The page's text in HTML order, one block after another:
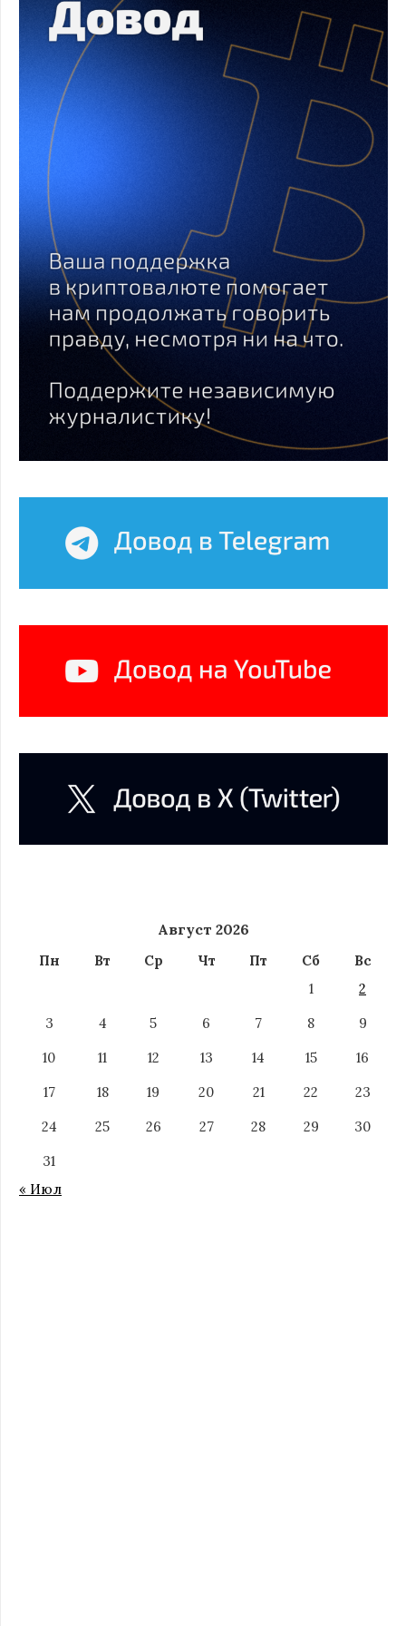
Август 2026
Пн Вт Ср Чт Пт Сб
Вс
1
2
3
4 5 6 7 8
9
10
11 12 13 14 15
16
17
18 19 20 21 22
23
24
25 26 27 28 29
30
31
« Июл